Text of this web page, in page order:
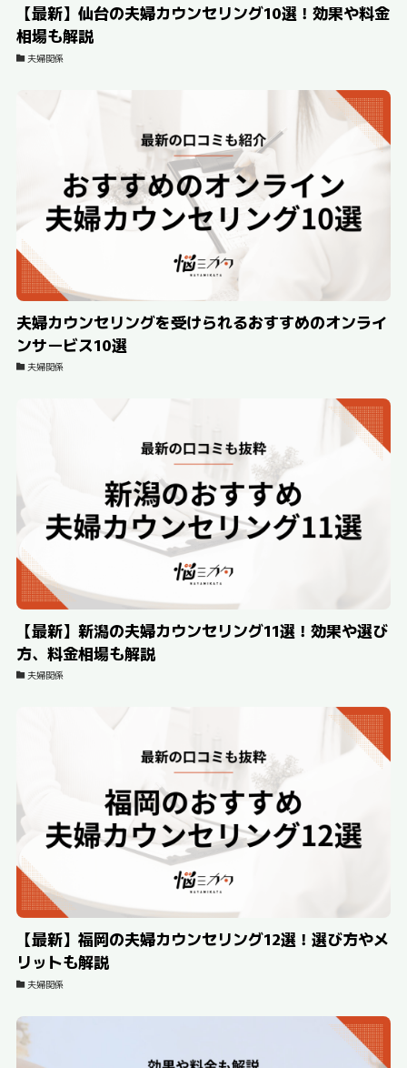
【最新】仙台の夫婦カウンセリング10選！効果や料金
相場も解説
夫婦関係
夫婦カウンセリングを受けられるおすすめのオンライ
ンサービス10選
夫婦関係
【最新】新潟の夫婦カウンセリング11選！効果や選び
方、料金相場も解説
夫婦関係
【最新】福岡の夫婦カウンセリング12選！選び方やメ
リットも解説
夫婦関係